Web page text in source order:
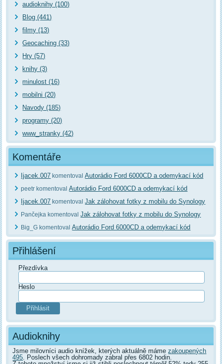
audioknihy (100)
Blog (441)
filmy (13)
Geocaching (33)
Hry (57)
knihy (3)
minulost (16)
mobilni (20)
Navody (185)
programy (20)
www_stranky (42)
Komentáře
Ijacek.007 komentovalAutorádio Ford 6000CD a odemykací kód
peetr komentovalAutorádio Ford 6000CD a odemykací kód
Ijacek.007 komentovalJak zálohovat fotky z mobilu do Synology
Pančejka komentovalJak zálohovat fotky z mobilu do Synology
Big_G komentovalAutorádio Ford 6000CD a odemykací kód
Přihlášení
Přezdívka
Heslo
Audioknihy
Jsme milovníci audio knížek, kterých aktuálně mámezakoupených
495 . Poslech všech dohromady zabral přes 6802 hodin.